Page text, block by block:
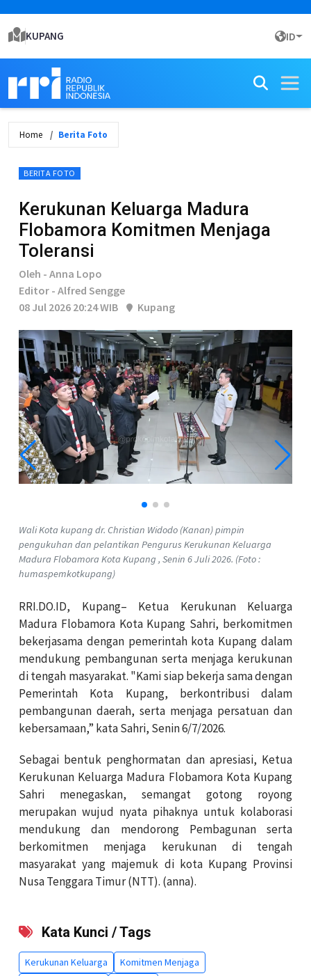
KUPANG ID
Home Berita Foto
BERITA FOTO
Kerukunan Keluarga Madura
Flobamora Komitmen Menjaga
Toleransi
Oleh - Anna Lopo
Editor - Alfred Sengge
08 Jul 2026 20:24 WIB
Kupang
Wali Kota kupang dr. Christian Widodo (Kanan) pimpin
pengukuhan dan pelantikan Pengurus Kerukunan Keluarga
Madura Flobamora Kota Kupang , Senin 6 Juli 2026. (Foto :
humaspemkotkupang)
RRI.DO.ID, Kupang– Ketua Kerukunan Keluarga
Madura Flobamora Kota Kupang Sahri, berkomitmen
bekerjasama dengan pemerintah kota Kupang dalam
mendukung pembangunan serta menjaga kerukunan
di tengah masyarakat. "Kami siap bekerja sama dengan
Pemerintah Kota Kupang, berkontribusi dalam
pembangunan daerah, serta menjaga persatuan dan
kebersamaan,” kata Sahri, Senin 6/7/2026.
Sebagai bentuk penghormatan dan apresiasi, Ketua
Kerukunan Keluarga Madura Flobamora Kota Kupang
Sahri menegaskan, semangat gotong royong
merupakan wujud nyata pihaknya untuk kolaborasi
mendukung dan mendorong Pembagunan serta
berkomitmen menjaga kerukunan di tengah
masyarakat yang majemuk di kota Kupang Provinsi
Nusa Tenggara Timur (NTT). (anna).
Kata Kunci / Tags
Kerukunan Keluarga
Komitmen Menjaga